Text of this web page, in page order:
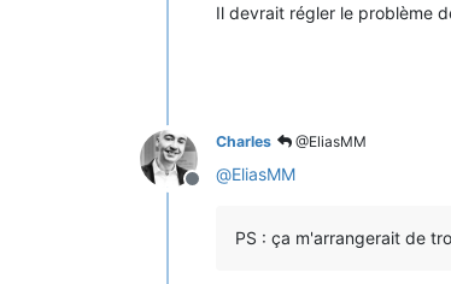
Il devrait régler le problème
Offline
Charles @EliasMM
@EliasMM
PS : ça m'arrangerait de